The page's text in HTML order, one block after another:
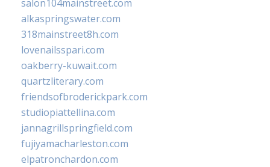
salon104mainstreet.com
alkaspringswater.com
318mainstreet8h.com
lovenailsspari.com
oakberry-kuwait.com
quartzliterary.com
friendsofbroderickpark.com
studiopiattellina.com
jannagrillspringfield.com
fujiyamacharleston.com
elpatronchardon.com